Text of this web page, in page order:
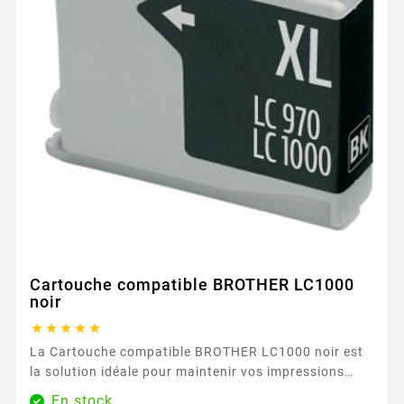
Cartouche compatible BROTHER LC1000
noir
    
La Cartouche compatible BROTHER LC1000 noir est
la solution idéale pour maintenir vos impressions
quotidiennes au meilleur niveau, tout en maîtrisant